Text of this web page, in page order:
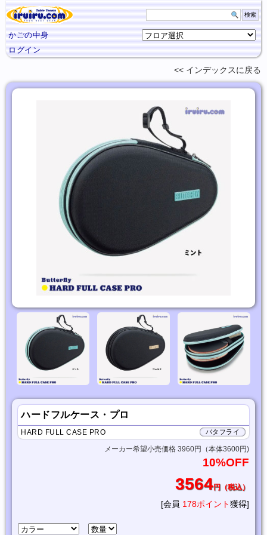
かごの中身
ログイン
インデックスに 戻る
ハードフルケース・プロ
バタフライ
HARD FULL CASE PRO
メーカー希望小売価格 3960円（本体3600円)
10%OFF
3564円（税込）
[会員 178ポイント獲得]